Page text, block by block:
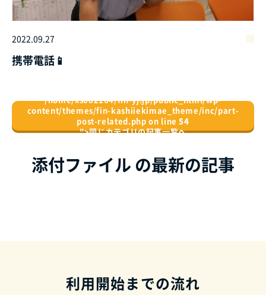
2022.09.27
携帯電話📱
/home/xs082164/fin-yj.jp/public_html/wp-
content/themes/fin-kashiiekimae_theme/inc/part-
post-related.php on line54
">同じカテゴリの記事⼀覧へ
添付ファイル の最新の記事
利用開始までの流れ